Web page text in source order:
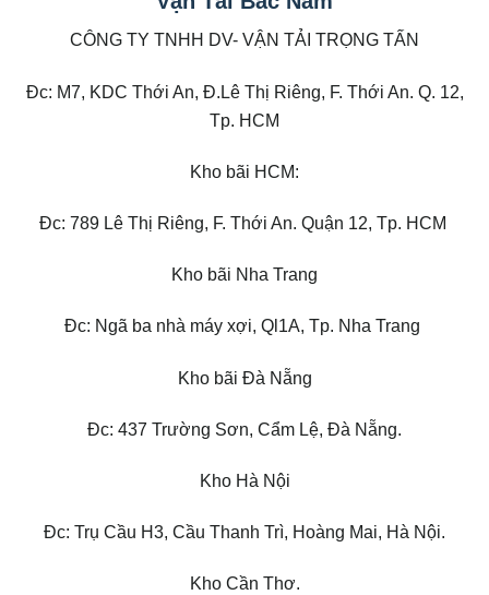
CÔNG TY TNHH DV- VẬN TẢI TRỌNG TẤN
Đc: M7, KDC Thới An, Đ.Lê Thị Riêng, F. Thới An. Q. 12,
Tp. HCM
Kho bãi HCM:
Đc: 789 Lê Thị Riêng, F. Thới An. Quận 12, Tp. HCM
Kho bãi Nha Trang
Đc: Ngã ba nhà máy xợi, Ql1A, Tp. Nha Trang
Kho bãi Đà Nẵng
Đc: 437 Trường Sơn, Cẩm Lệ, Đà Nẵng.
Kho Hà Nội
Đc: Trụ Cầu H3, Cầu Thanh Trì, Hoàng Mai, Hà Nội.
Kho Cần Thơ.